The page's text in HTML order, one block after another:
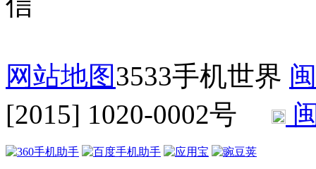
网站地图3533手机世界
[2015] 1020-0002号